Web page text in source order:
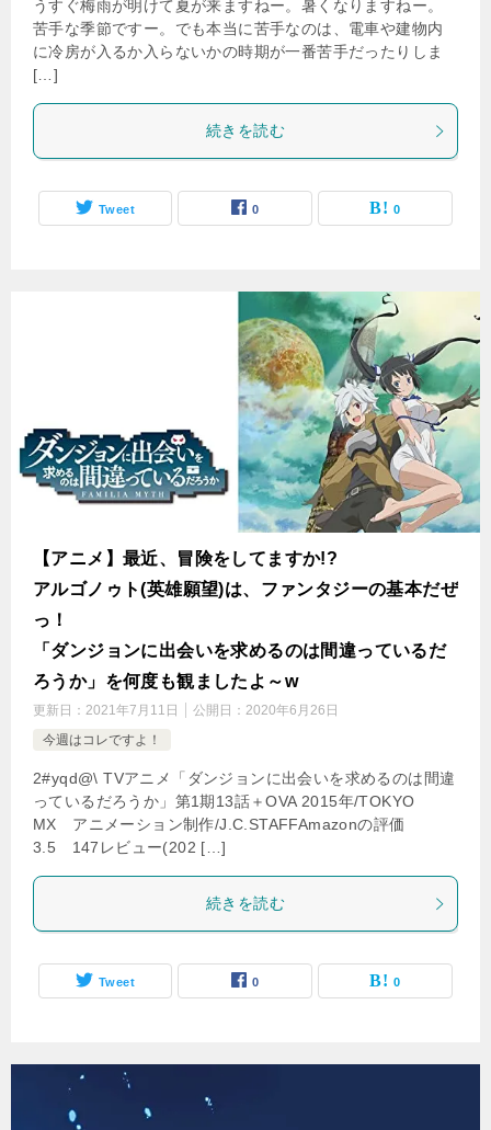
うすぐ梅雨が明けて夏が来ますねー。暑くなりますねー。
苦手な季節ですー。でも本当に苦手なのは、電車や建物内
に冷房が入るか入らないかの時期が一番苦手だったりしま
[…]
続きを読む
Tweet 0 0
【アニメ】最近、冒険をしてますか!?
アルゴノゥト(英雄願望)は、ファンタジーの基本だぜ
っ！
「ダンジョンに出会いを求めるのは間違っているだ
ろうか」を何度も観ましたよ～w
更新日： 2021年7月11日 公開日： 2020年6月26日
今週はコレですよ！
2#yqd@\ TVアニメ「ダンジョンに出会いを求めるのは間違
っているだろうか」第1期13話＋OVA 2015年/TOKYO
MX アニメーション制作/J.C.STAFFAmazonの評価
3.5 147レビュー(202 […]
続きを読む
Tweet 0 0